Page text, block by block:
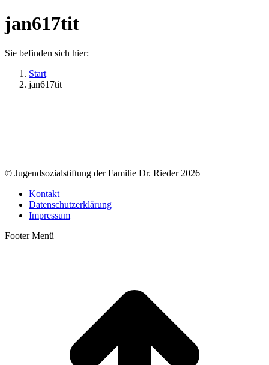
jan617tit
Sie befinden sich hier:
Start
jan617tit
© Jugendsozialstiftung der Familie Dr. Rieder 2026
Kontakt
Datenschutzerklärung
Impressum
Footer Menü